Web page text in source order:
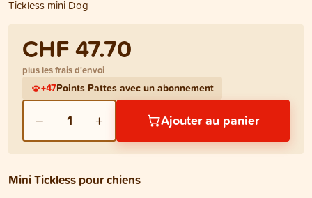
Tickless mini Dog
CHF 47.70
plus les frais d'envoi
+47Points Pattes avec un abonnement
− 1 + Ajouter au panier
Mini Tickless pour chiens